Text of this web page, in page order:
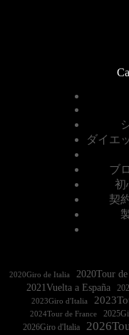
ダイエ
ブ
初
契
2020Giro de Italia 2020Tour
2021Vuelta a España
2023Giro d'Italia
2024Tour de France
2026Giro d'Italia